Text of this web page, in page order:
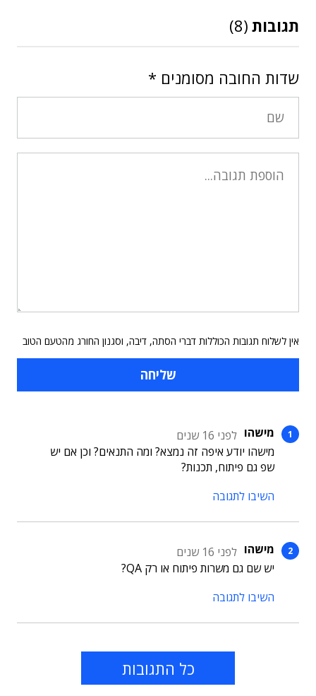
תגובות (8)
שדות החובה מסומנים *
אין לשלוח תגובות הכוללות דברי הסתה, דיבה, וסגנון החורג מהטעם הטוב
מישהו לפני 16 שנים
מישהו יודע איפה זה נמצא? ומה התנאים? וכן אם יש
שפ גם פיתוח, תכנות?
השיבו לתגובה
מישהו לפני 16 שנים
יש שם גם משרות פיתוח או רק QA?
השיבו לתגובה
כל התגובות